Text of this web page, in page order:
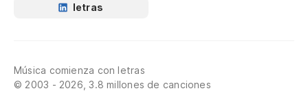
letras
Música comienza con letras
© 2003 - 2026, 3.8 millones de canciones